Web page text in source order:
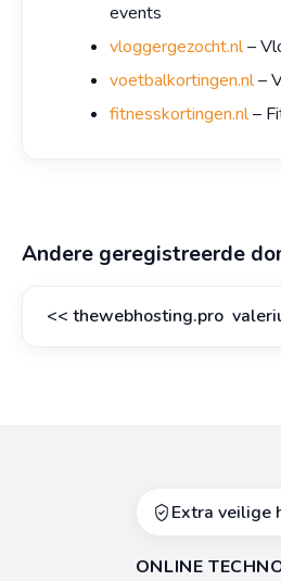
events
vloggergezocht.nl–
voetbalkortingen.nl–
fitnesskortingen.nl–
Andere geregistreerde
<< thewebhosting.pro
Extra veilige
ONLINE